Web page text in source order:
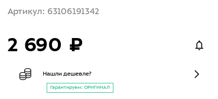
Артикул: 63106191342
2 690 ₽
Нашли дешевле?
Гарантируем: ОРИГИНАЛ